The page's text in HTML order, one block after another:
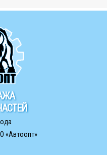
«Автоопт»